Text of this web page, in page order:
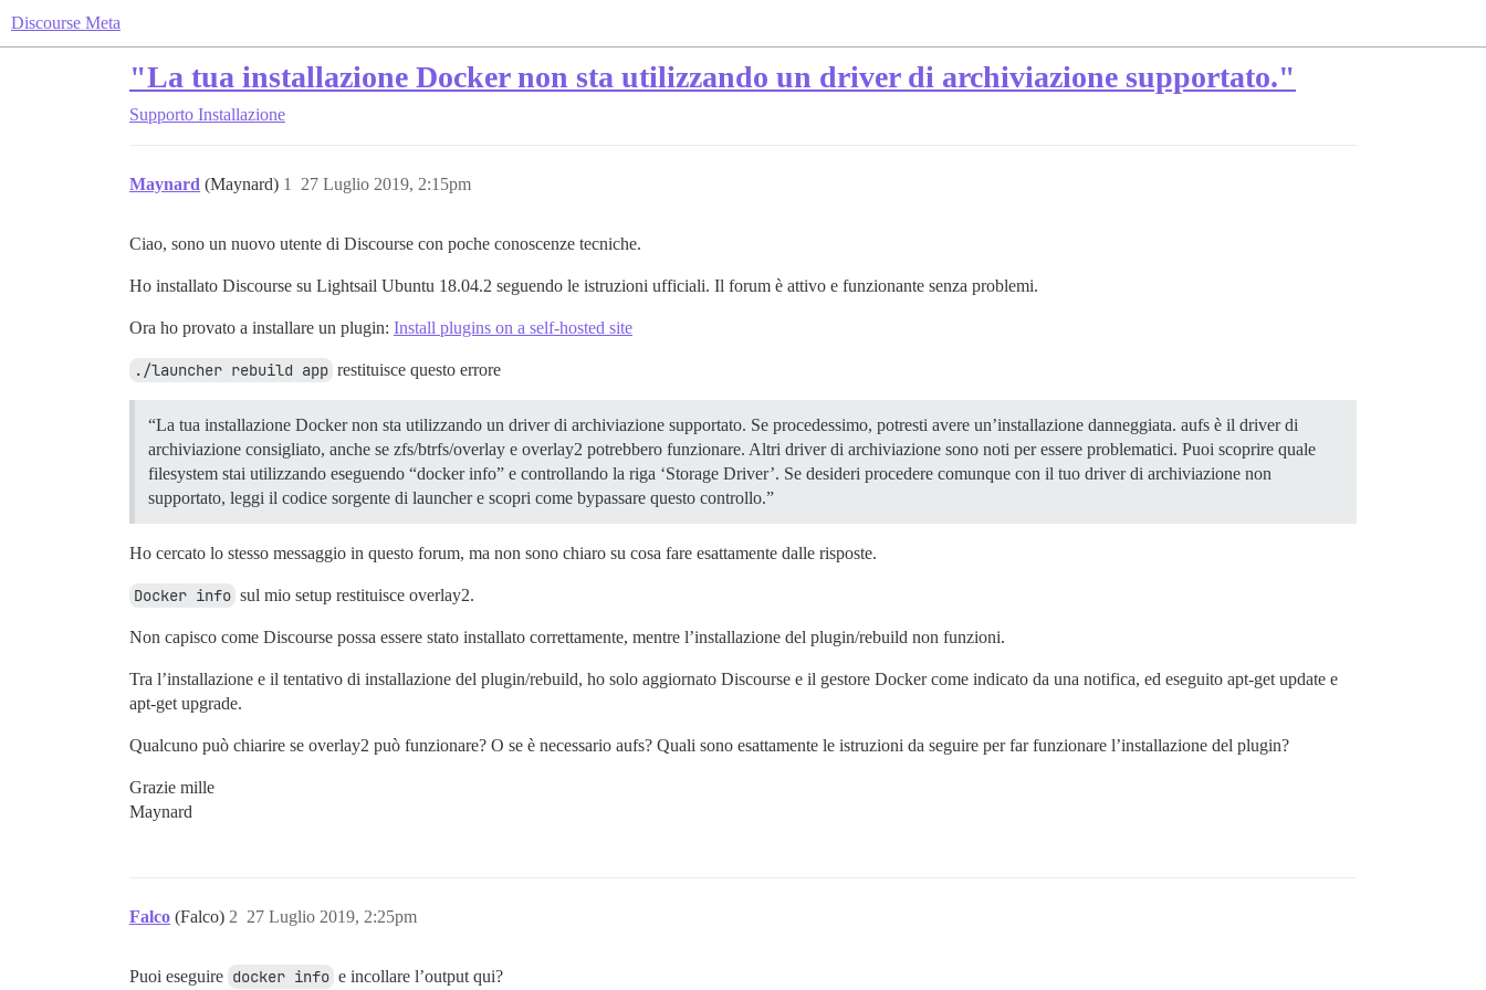
Discourse Meta
"La tua installazione Docker non sta utilizzando un driver di archiviazione supportato."
Supporto Installazione
Maynard (Maynard) 27 Luglio 2019, 2:15pm
1
Ciao, sono un nuovo utente di Discourse con poche conoscenze tecniche.
Ho installato Discourse su Lightsail Ubuntu 18.04.2 seguendo le istruzioni ufficiali. Il forum è attivo e funzionante senza problemi.
Ora ho provato a installare un plugin: Install plugins on a self-hosted site
./launcher rebuild app restituisce questo errore
“La tua installazione Docker non sta utilizzando un driver di archiviazione supportato. Se procedessimo, potresti avere un’installazione danneggiata. aufs è il driver di
archiviazione consigliato, anche se zfs/btrfs/overlay e overlay2 potrebbero funzionare. Altri driver di archiviazione sono noti per essere problematici. Puoi scoprire quale
filesystem stai utilizzando eseguendo “docker info” e controllando la riga ‘Storage Driver’. Se desideri procedere comunque con il tuo driver di archiviazione non
supportato, leggi il codice sorgente di launcher e scopri come bypassare questo controllo.”
Ho cercato lo stesso messaggio in questo forum, ma non sono chiaro su cosa fare esattamente dalle risposte.
Docker info sul mio setup restituisce overlay2.
Non capisco come Discourse possa essere stato installato correttamente, mentre l’installazione del plugin/rebuild non funzioni.
Tra l’installazione e il tentativo di installazione del plugin/rebuild, ho solo aggiornato Discourse e il gestore Docker come indicato da una notifica, ed eseguito apt-get update e
apt-get upgrade.
Qualcuno può chiarire se overlay2 può funzionare? O se è necessario aufs? Quali sono esattamente le istruzioni da seguire per far funzionare l’installazione del plugin?
Grazie mille
Maynard
Falco (Falco) 27 Luglio 2019, 2:25pm
2
Puoi eseguire docker info e incollare l’output qui?